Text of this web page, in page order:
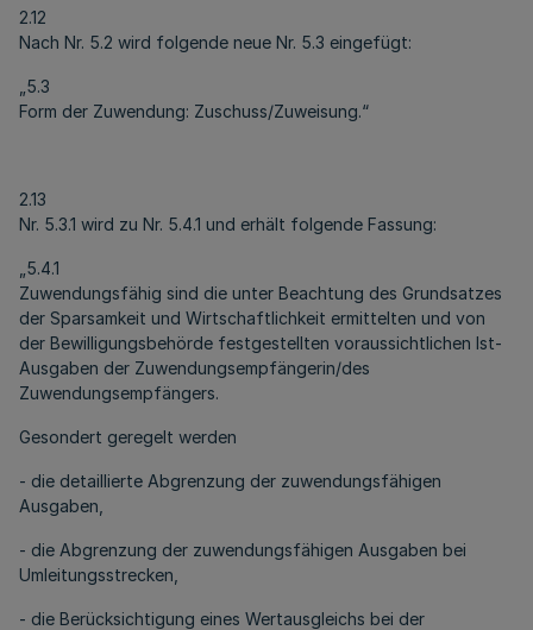
2.12
Nach Nr. 5.2 wird folgende neue Nr. 5.3 eingefügt:
„5.3
Form der Zuwendung: Zuschuss/Zuweisung.“
2.13
Nr. 5.3.1 wird zu Nr. 5.4.1 und erhält folgende Fassung:
„5.4.1
Zuwendungsfähig sind die unter Beachtung des Grundsatzes
der Sparsamkeit und Wirtschaftlichkeit ermittelten und von
der Bewilligungsbehörde festgestellten voraussichtlichen Ist-
Ausgaben der Zuwendungsempfängerin/des
Zuwendungsempfängers.
Gesondert geregelt werden
- die detaillierte Abgrenzung der zuwendungsfähigen
Ausgaben,
- die Abgrenzung der zuwendungsfähigen Ausgaben bei
Umleitungsstrecken,
- die Berücksichtigung eines Wertausgleichs bei der